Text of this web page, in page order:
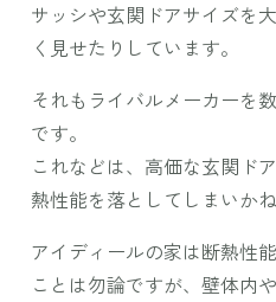
サッシや玄関ドアサイズを
く見せたりしています。
それもライバルメーカーを
です。
これなどは、高価な玄関ド
熱性能を落としてしまいかね
アイディールの家は断熱性
ことは勿論ですが、壁体内